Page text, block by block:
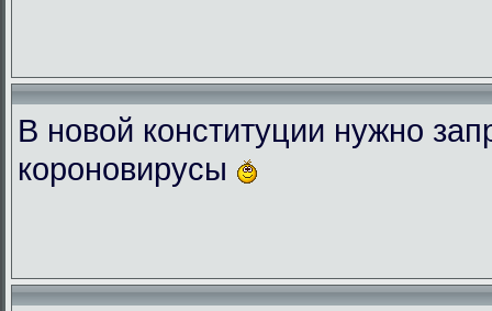
В новой конституции нужно
короновирусы